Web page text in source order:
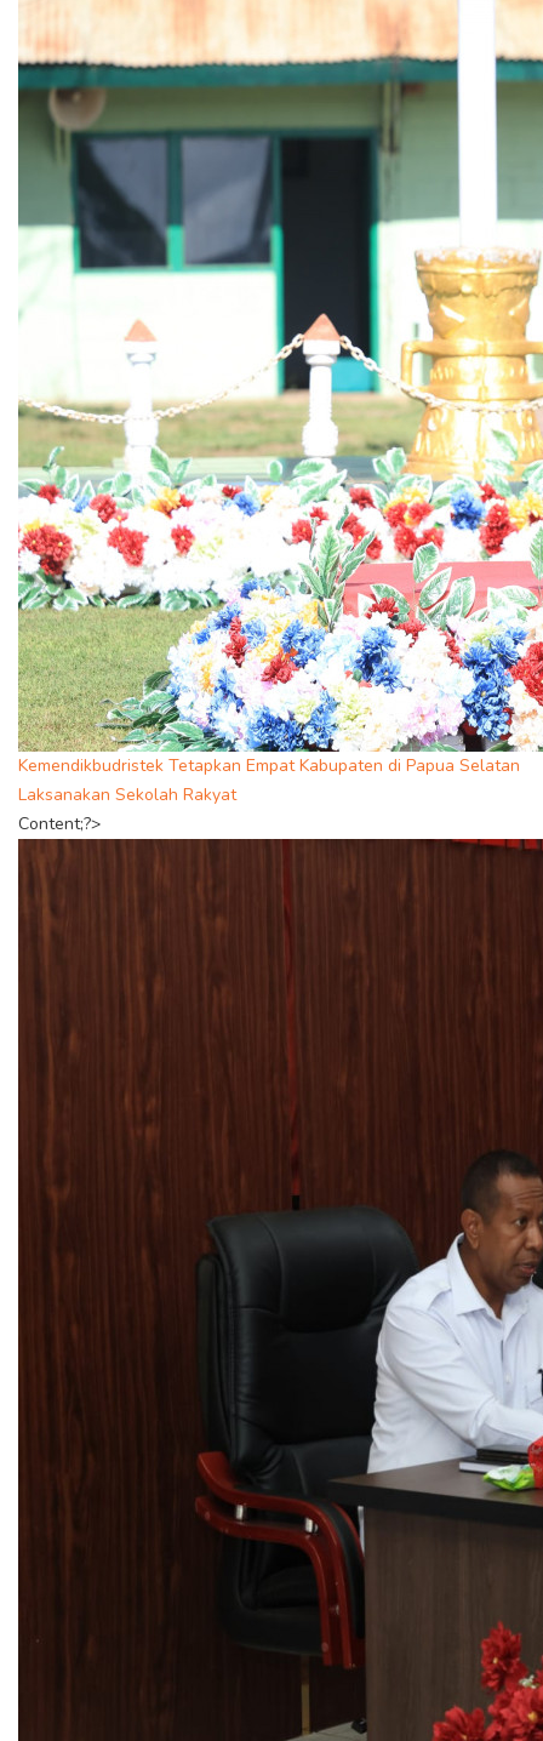
Kemendikbudristek Tetapkan Empat Kabupaten di Papua Selatan
Laksanakan Sekolah Rakyat
Content;?>